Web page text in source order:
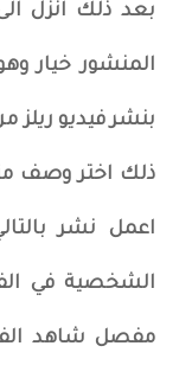
بعد ذلك انزل
المنشور خيار
بنشر فيديو ريلز
ذلك اختر وصف
اعمل نشر
الشخصية في
مفصل شاهد